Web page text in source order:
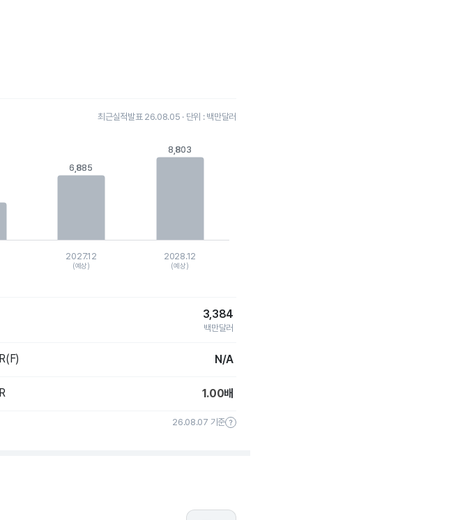
최근실적발표 26.08.05 · 단위 : 백만달러
3933.62413 to 8803.24127.
6,885
6,885
8,803
8,803
2027.12
(예상)
2028.12
(예상)
3,384
백만달러
N/A
1.00배
26.08.07 기준